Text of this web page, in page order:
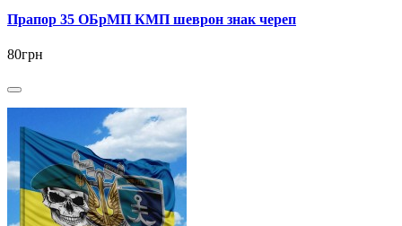
Прапор 35 ОБрМП КМП шеврон знак череп
80грн